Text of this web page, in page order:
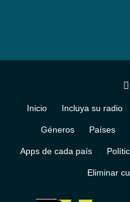
Inicio Incluya su radio
Géneros Países
Apps de cada país
Eliminar